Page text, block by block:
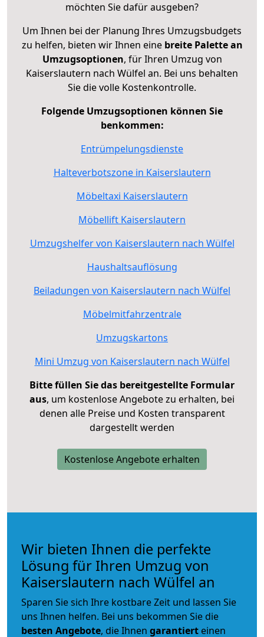
möchten Sie dafür ausgeben?
Um Ihnen bei der Planung Ihres Umzugsbudgets
zu helfen, bieten wir Ihnen eine breite Palette an
Umzugsoptionen, für Ihren Umzug von
Kaiserslautern nach Wülfel an. Bei uns behalten
Sie die volle Kostenkontrolle.
Folgende Umzugsoptionen können Sie
benkommen:
Entrümpelungsdienste
Halteverbotszone in Kaiserslautern
Möbeltaxi Kaiserslautern
Möbellift Kaiserslautern
Umzugshelfer von Kaiserslautern nach Wülfel
Haushaltsauflösung
Beiladungen von Kaiserslautern nach Wülfel
Möbelmitfahrzentrale
Umzugskartons
Mini Umzug von Kaiserslautern nach Wülfel
Bitte füllen Sie das bereitgestellte Formular
aus, um kostenlose Angebote zu erhalten, bei
denen alle Preise und Kosten transparent
dargestellt werden
Kostenlose Angebote erhalten
Wir bieten Ihnen die perfekte
Lösung für Ihren Umzug von
Kaiserslautern nach Wülfel an
Sparen Sie sich Ihre kostbare Zeit und lassen Sie
uns Ihnen helfen. Bei uns bekommen Sie die
besten Angebote, die Ihnen garantiert einen